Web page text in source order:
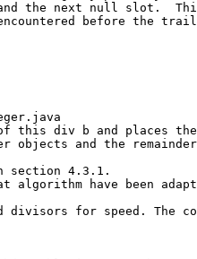
the next null slot.
before the
this div b and places
objects and the
section 4.3.1.
algorithm have been
divisors for speed. The